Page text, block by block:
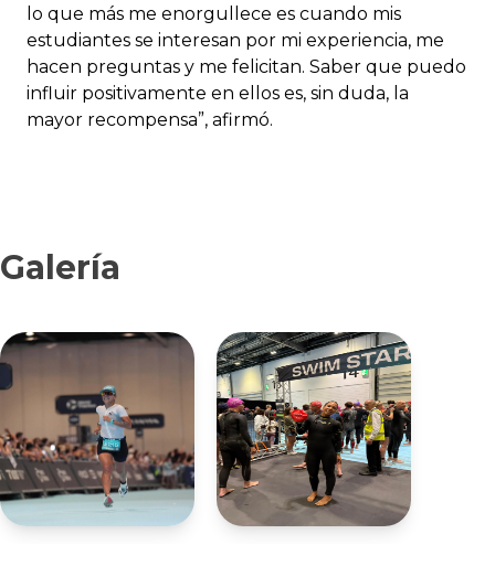
lo que más me enorgullece es cuando mis
estudiantes se interesan por mi experiencia, me
hacen preguntas y me felicitan. Saber que puedo
influir positivamente en ellos es, sin duda, la
mayor recompensa”, afirmó.
Galería